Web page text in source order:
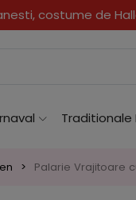
costume de
Traditionale
Palarie Vrajitoare